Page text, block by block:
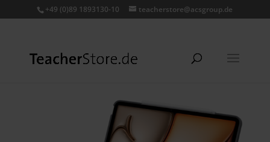
+49 (0)89 1893130-10 teacherstore@acsgroup.de